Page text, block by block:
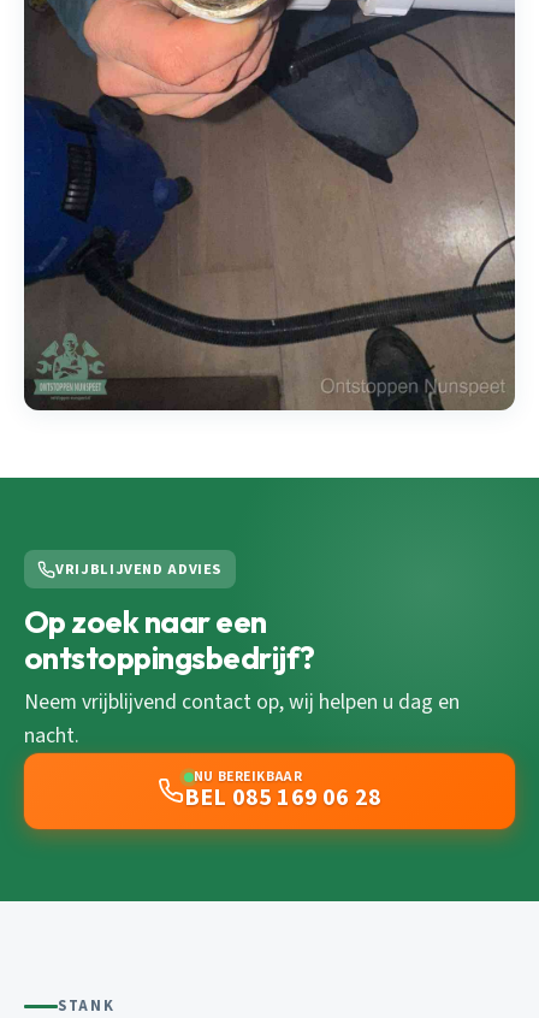
VRIJBLIJVEND ADVIES
Op zoek naar een
ontstoppingsbedrijf?
Neem vrijblijvend contact op, wij helpen u dag en
nacht.
NU BEREIKBAAR
BEL 085 169 06 28
STANK